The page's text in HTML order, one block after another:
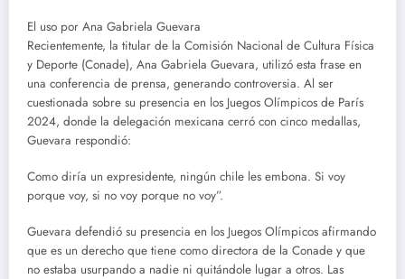
El uso por Ana Gabriela Guevara
Recientemente, la titular de la Comisión Nacional de Cultura Física
y Deporte (Conade), Ana Gabriela Guevara, utilizó esta frase en
una conferencia de prensa, generando controversia. Al ser
cuestionada sobre su presencia en los Juegos Olímpicos de París
2024, donde la delegación mexicana cerró con cinco medallas,
Guevara respondió:
Como diría un expresidente, ningún chile les embona. Si voy
porque voy, si no voy porque no voy”.
Guevara defendió su presencia en los Juegos Olímpicos afirmando
que es un derecho que tiene como directora de la Conade y que
no estaba usurpando a nadie ni quitándole lugar a otros. Las